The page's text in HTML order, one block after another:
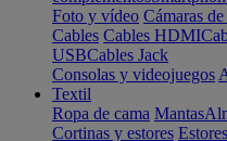
Foto y vídeo Cámaras
Cables Cables HDMI
USBCables Jack
Consolas y videojuegos
Textil
Ropa de cama Mantas
Cortinas y estores Estores